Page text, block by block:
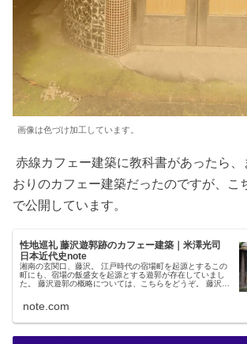
画像は色づけ加工しています。
赤線カフェー建築に教科書があったら
おりのカフェー建築だったのですが、こ
で公開しています。
性地巡礼 藤沢遊郭跡のカフェー建築｜米澤光司
日本近代史note
湘南の玄関口、藤沢。 江戸時代の宿場町を起源とするこの
町にも、宿場の飯盛女を起源とする遊郭が存在していまし
た。 藤沢遊郭の概略については、こちらをどうぞ。 藤沢遊
note.com